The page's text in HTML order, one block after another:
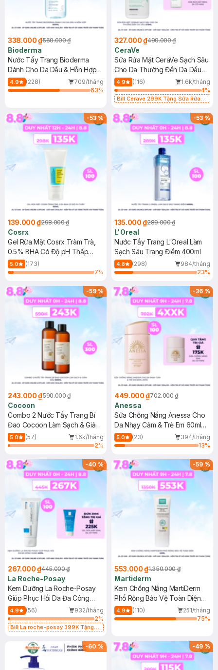
338.000 ₫560.000 ₫
Bioderma
Nước Tẩy Trang Bioderma
Dành Cho Da Dầu & Hỗn Hợp
500ml
4.9 (228)
709/tháng
63%
327.000 ₫490.000 ₫
CeraVe
Sữa Rửa Mặt CeraVe Sạch Sâu
Cho Da Thường Đến Da Dầu
473ml
4.9 (116)
1.6k/tháng
4%
Bill Cerave 299K Tặng Sữa Rửa
-53%
139.000 ₫298.000 ₫
Cosrx
Gel Rửa Mặt Cosrx Tràm Trà,
0.5% BHA Có Độ pH Thấp
150ml
5.0
(173)
7%
-53%
135.000 ₫289.000 ₫
L'Oreal
Nước Tẩy Trang L'Oreal Làm
Sạch Sâu Trang Điểm 400ml
4.8 (298)
984/tháng
23%
-59%
243.000 ₫590.000 ₫
Cocoon
Combo 2 Nước Tẩy Trang Bí
Đao Cocoon Làm Sạch & Giảm
Dầu 500ml
5.0 (57)
1.6k/tháng
2%
-36%
449.000 ₫702.000 ₫
Anessa
Sữa Chống Nắng Anessa Cho
Da Nhạy Cảm & Trẻ Em 60ml
(Mới)
5.0 (23)
394/tháng
13%
-40%
267.000 ₫445.000 ₫
La Roche-Posay
Kem Dưỡng La Roche-Posay
Giúp Phục Hồi Da Đa Công
Dụng 40ml
4.9 (56)
932/tháng
2%
Bill La roche-posay 399K Tặng
(SL có hạn)
-59%
553.000 ₫1.350.000 ₫
Martiderm
Kem Chống Nắng MartiDerm
Phổ Rộng Bảo Vệ Toàn Diện
40ml
4.9 (110)
251/tháng
75%
-60 % -49%